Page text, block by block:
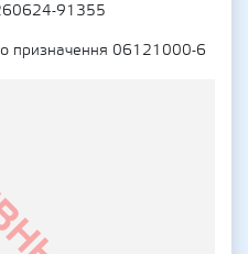
91355
призначення 06121000-6